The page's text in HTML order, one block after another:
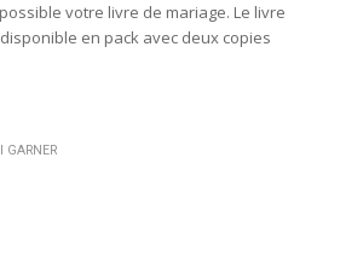
votre livre de mariage. Le livre
en pack avec deux copies
GARNER